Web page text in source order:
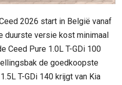
2026 start in België vanaf
duurste versie kost minimaal
Ceed Pure 1.0L T-GDi 100
de goedkoopste
T-GDi 140 krijgt van Kia